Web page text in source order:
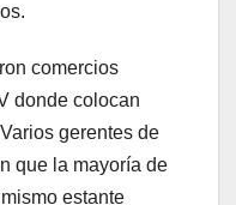
comercios
donde colocan
gerentes de
que la mayoría de
estante